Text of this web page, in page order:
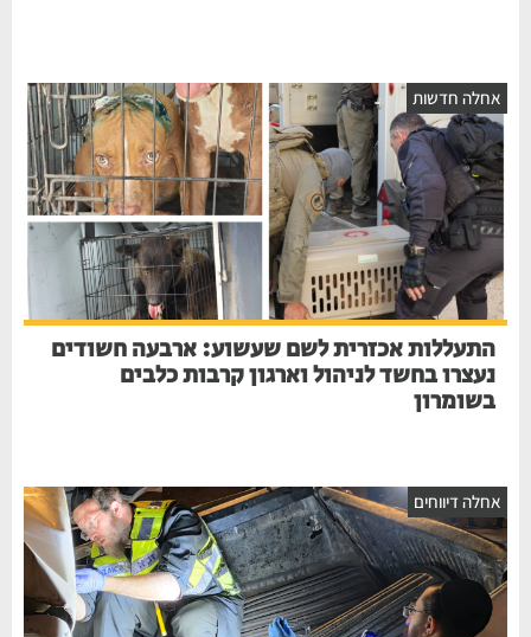
אחלה חדשות
התעללות אכזרית לשם שעשוע: ארבעה חשודים
נעצרו בחשד לניהול וארגון קרבות כלבים
בשומרון
אחלה דיווחים